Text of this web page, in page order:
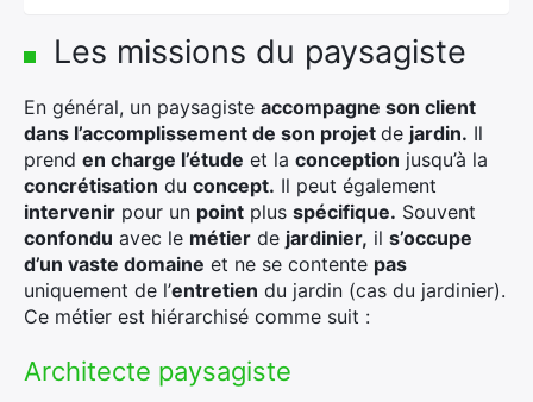
Les missions du paysagiste
En général, un paysagiste accompagne son client
dans l’accomplissement de son projet de jardin. Il
prend en charge l’étude et la conception jusqu’à la
concrétisation du concept. Il peut également
intervenir pour un point plus spécifique. Souvent
confondu avec le métier de jardinier, il s’occupe
d’un vaste domaine et ne se contente pas
uniquement de l’entretien du jardin (cas du jardinier).
Ce métier est hiérarchisé comme suit :
Architecte paysagiste